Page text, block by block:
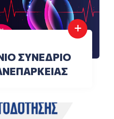
ΣΥΝΕΔΡΙΟ